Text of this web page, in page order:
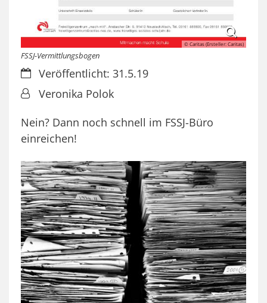
© Caritas (Ersteller: Caritas)
FSSJ-Vermittlungsbogen
Datum:Veröffentlicht: 31.5.19
Von:Veronika Polok
Nein? Dann noch schnell im FSSJ-Büro
einreichen!